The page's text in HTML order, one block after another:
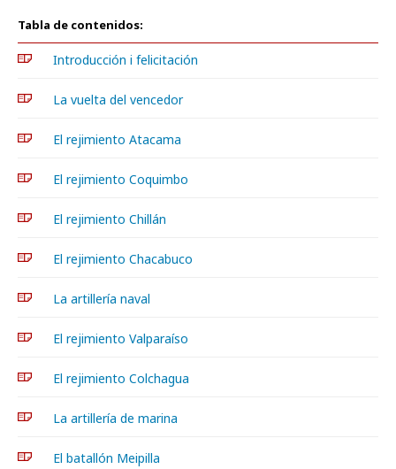
Tabla de contenidos:
Introducción i felicitación
La vuelta del vencedor
El rejimiento Atacama
El rejimiento Coquimbo
El rejimiento Chillán
El rejimiento Chacabuco
La artillería naval
El rejimiento Valparaíso
El rejimiento Colchagua
La artillería de marina
El batallón Meipilla